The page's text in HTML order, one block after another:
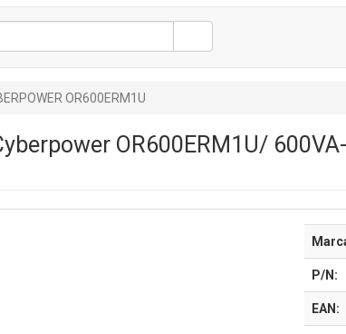
OR600ERM1U
OR600ERM1U/
P/N:
EAN: